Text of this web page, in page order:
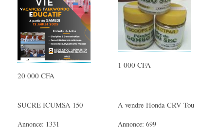
Prestation de Services
Travaux divers
Covoiturage
Artisants - Dépannage
20 000 CFA
1 000 CFA
SUCRE ICUMSA 150
Annonce: 1331
A vendre Honda CRV Tou
Annonce:699